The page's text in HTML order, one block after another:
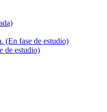
(En fase de estudio)
de estudio)